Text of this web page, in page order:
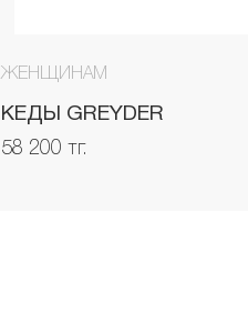
ЖЕНЩИНАМ
КЕДЫ GREYDER
58 200 тг.